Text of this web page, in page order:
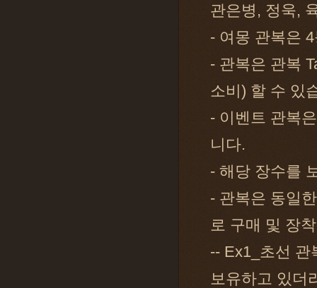
관은병, 정욱,
- 여몽 관복은
- 관복은 관복
소비) 할 수 있
- 이벤트 관복
니다.
- 해당 장수를
- 관복은 동일
로 구매 및 장
-- Ex1_초선 관
보유하고 있더